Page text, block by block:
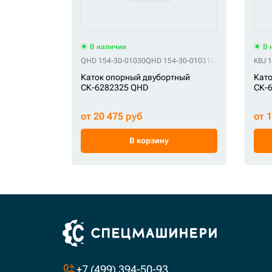
В наличии
QHD 154-30-01030QHD 154-30-01031 QHD 154-30-
Каток опорный двубортный
СК-6282325 QHD
от 20 475 руб
В корзину
В
KBJ
СК-
от
+7 (499) 394-50-93